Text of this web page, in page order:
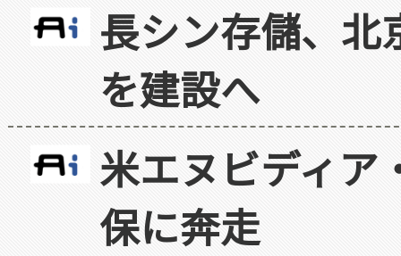
長シン存儲、北
を建設へ
米エヌビディア
保に奔走